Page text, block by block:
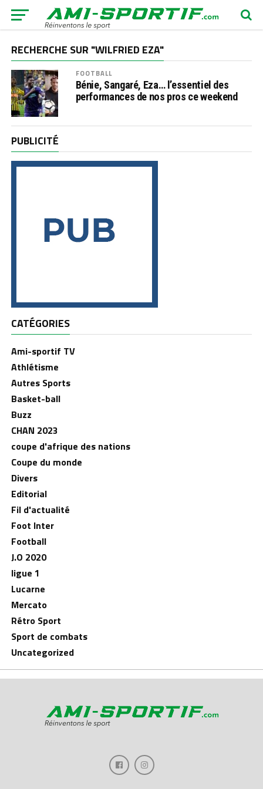
RECHERCHE SUR "WILFRIED EZA"
FOOTBALL
Bénie, Sangaré, Eza… l’essentiel des
performances de nos pros ce weekend
PUBLICITÉ
CATÉGORIES
Ami-sportif TV
Athlétisme
Autres Sports
Basket-ball
Buzz
CHAN 2023
coupe d'afrique des nations
Coupe du monde
Divers
Editorial
Fil d'actualité
Foot Inter
Football
J.O 2020
ligue 1
Lucarne
Mercato
Rétro Sport
Sport de combats
Uncategorized